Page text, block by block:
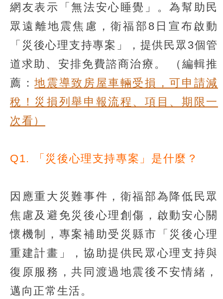
網友表示「無法安心睡覺」。為幫助民
眾遠離地震焦慮，衛福部8日宣布啟動
「災後心理支持專案」，提供民眾3個管
道求助、安排免費諮商治療。
（編輯推
薦：地震導致房屋車輛受損，可申請減
稅！災損列舉申報流程、項目、期限一
次看）
Q1. 「災後心理支持專案」是什麼？
因應重大災難事件，衛福部為降低民眾
焦慮及避免災後心理創傷，啟動安心關
懷機制，專案補助受災縣市「災後心理
重建計畫」，協助提供民眾心理支持與
復原服務，共同渡過地震後不安情緒，
邁向正常生活。